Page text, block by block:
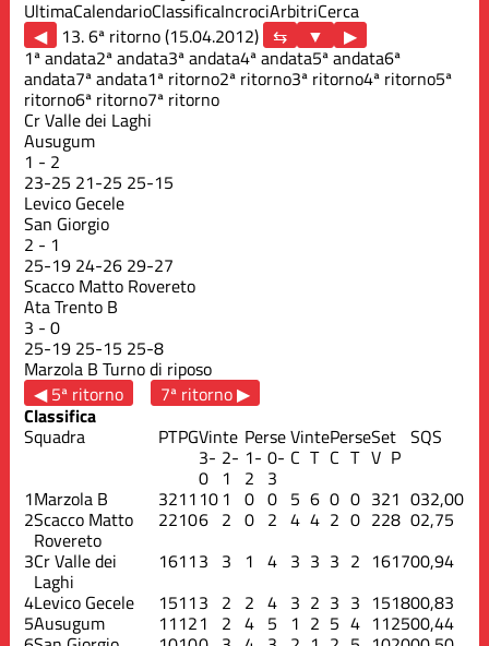
UltimaCalendarioClassificaIncrociArbitriCerca
◀
13. 6ª ritorno (15.04.2012)
▶
1ª andata2ª andata3ª andata4ª andata5ª andata6ª
andata7ª andata1ª ritorno2ª ritorno3ª ritorno4ª ritorno5ª
ritorno6ª ritorno7ª ritorno
Cr Valle dei Laghi
Ausugum
1 - 2
23-25 21-25 25-15
Levico Gecele
San Giorgio
2 - 1
25-19 24-26 29-27
Scacco Matto Rovereto
Ata Trento B
3 -0
25-19 25-15 25-8
Marzola B Turno di riposo
◀ 5ª ritorno
7ª ritorno ▶
Classifica
Squadra PTPGVinte PerseVintePerseSet SQS
3-
0
2-
1
1-
2
0-
3
C T C T V P
1Marzola B 3211 10 1 0 0 5 6 0 0 321 032,00
2Scacco Matto
Rovereto
22106 2 0 2 4 4 2 0 228 02,75
3Cr Valle dei
Laghi
16113 3 1 4 3 3 3 2 161700,94
4Levico Gecele 15113 2 2 4 3 2 3 3 151800,83
5Ausugum 11121 2 4 5 1 2 5 4 112500,44